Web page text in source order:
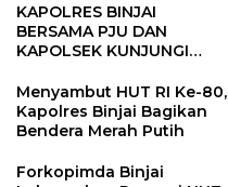
KAPOLRES BINJAI
BERSAMA PJU DAN
KAPOLSEK KUNJUNGI
BINJAI
Menyambut HUT RI Ke-80,
Kapolres Binjai Bagikan
Bendera Merah Putih
Forkopimda Binjai